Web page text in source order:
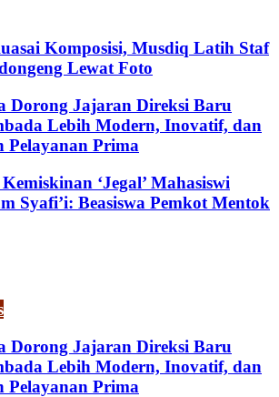
Komposisi, Musdiq Latih Staf
Lewat Foto
Dorong Jajaran Direksi Baru
Lebih Modern, Inovatif, dan
Pelayanan Prima
‘Jegal’ Mahasiswi
Syafi’i: Beasiswa Pemkot Mentok
Dorong Jajaran Direksi Baru
Lebih Modern, Inovatif, dan
Pelayanan Prima